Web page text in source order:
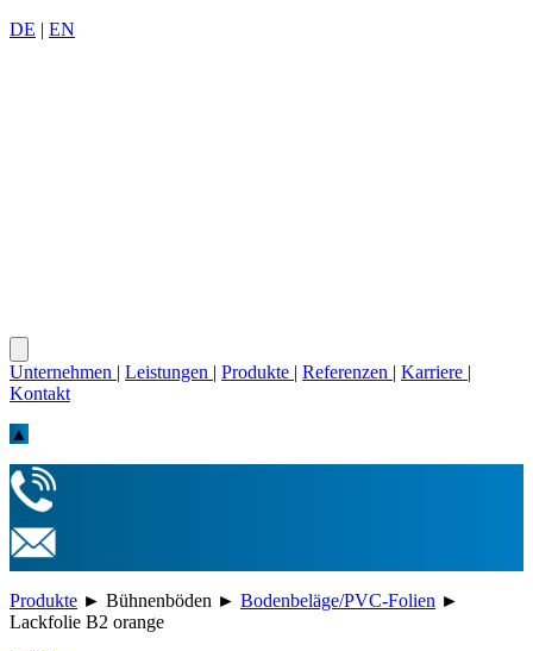
DE | EN
Unternehmen | Leistungen | Produkte | Referenzen | Karriere |
Kontakt
▲
Produkte ► Bühnenböden ► Bodenbeläge/PVC-Folien ►
Lackfolie B2 orange